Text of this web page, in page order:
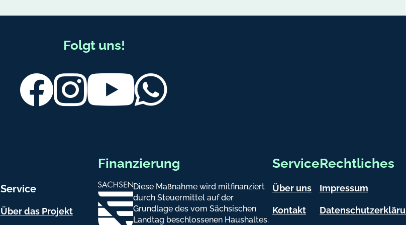
e
Folgt uns!
FacebookInstagram Youtube
Service
Über das Projekt
Finanzierung
Diese Maßnahme wird mitfinanziert
durch Steuermittel auf der
Grundlage des vom Sächsischen
Landtag beschlossenen Haushaltes.
Service
Über uns
Kontakt
Rechtliches
Impressum